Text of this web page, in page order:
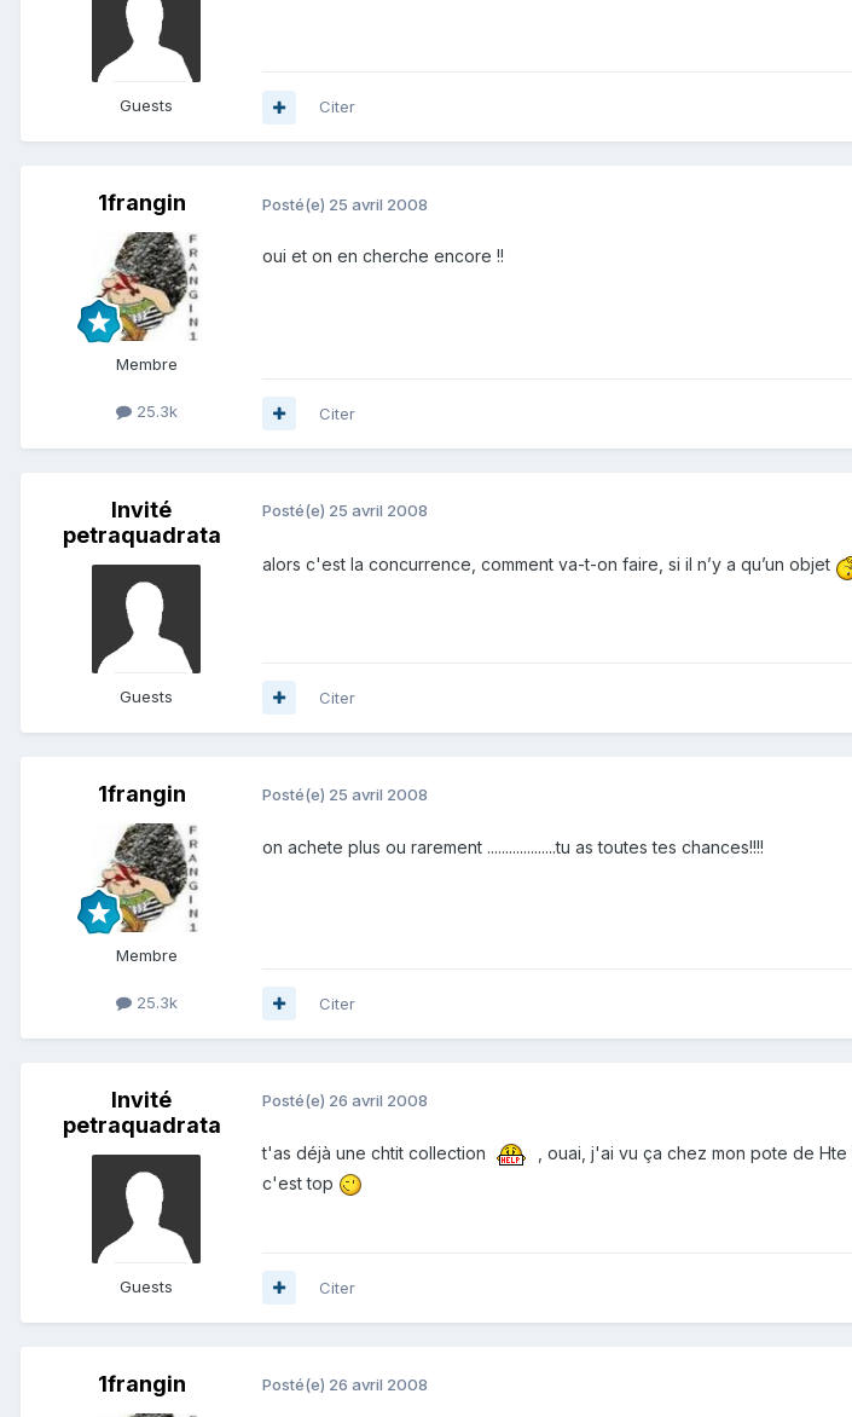
Guests Citer
1frangin
Membre
25.3k
Posté(e) 25 avril 2008
oui et on en cherche encore !!
Citer
Invité
petraquadrata
Guests
Posté(e) 25 avril 2008
alors c'est la concurrence, comment va-t-on faire, si il n’y a qu’un objet
Citer
1frangin
Membre
25.3k
Posté(e) 25 avril 2008
on achete plus ou rarement ...................tu as toutes tes chances!!!!
Citer
Invité
petraquadrata
Guests
Posté(e) 26 avril 2008
t'as déjà une chtit collection
, ouai, j'ai vu ça chez mon pote de
c'est top
Citer
1frangin Posté(e) 26 avril 2008